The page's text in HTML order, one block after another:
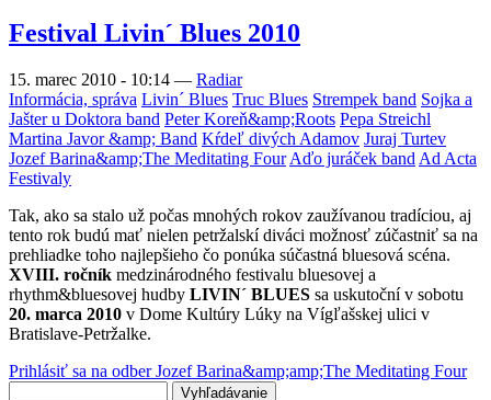
Festival Livin´ Blues 2010
15. marec 2010 - 10:14 — Radiar
Informácia, správa Livin´ Blues Truc Blues Strempek band Sojka a
Jašter u Doktora band Peter Koreň&amp;Roots Pepa Streichl
Martina Javor &amp; Band Kŕdeľ divých Adamov Juraj Turtev
Jozef Barina&amp;The Meditating Four Aďo juráček band Ad Acta
Festivaly
Tak, ako sa stalo už počas mnohých rokov zaužívanou tradíciou, aj
tento rok budú mať nielen petržalskí diváci možnosť zúčastniť sa na
prehliadke toho najlepšieho čo ponúka súčastná bluesová scéna.
XVIII. ročník medzinárodného festivalu bluesovej a
rhythm&bluesovej hudby LIVIN´ BLUES sa uskutoční v sobotu
20. marca 2010 v Dome Kultúry Lúky na Vígľašskej ulici v
Bratislave-Petržalke.
Prihlásiť sa na odber Jozef Barina&amp;amp;The Meditating Four